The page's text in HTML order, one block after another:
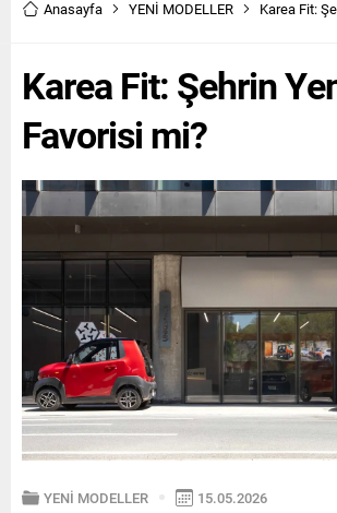
yakıt ekonomisi, toplam
araçlara özel satış...
mobilite
sınırını...
Anasayfa YENİ MODELLER Karea Fit:
Karea Fit: Şehrin
Favorisi mi?
YENİ MODELLER 15.05.2026